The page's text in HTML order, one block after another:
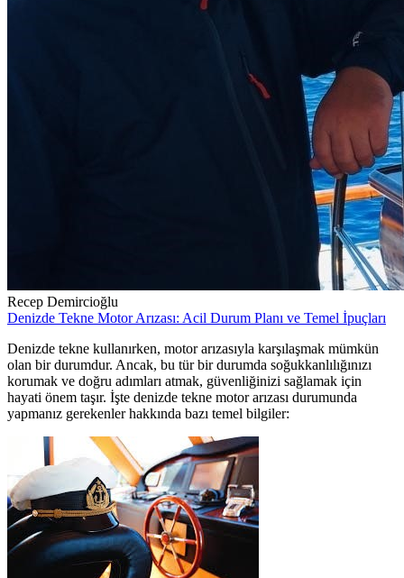
Recep Demircioğlu
Denizde Tekne Motor Arızası: Acil Durum Planı ve Temel İpuçları
Denizde tekne kullanırken, motor arızasıyla karşılaşmak mümkün
olan bir durumdur. Ancak, bu tür bir durumda soğukkanlılığınızı
korumak ve doğru adımları atmak, güvenliğinizi sağlamak için
hayati önem taşır. İşte denizde tekne motor arızası durumunda
yapmanız gerekenler hakkında bazı temel bilgiler: